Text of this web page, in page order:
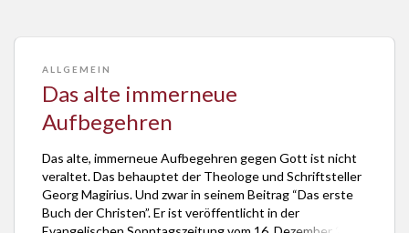
ALLGEMEIN
Das alte immerneue
Aufbegehren
Das alte, immerneue Aufbegehren gegen Gott ist nicht
veraltet. Das behauptet der Theologe und Schriftsteller
Georg Magirius. Und zwar in seinem Beitrag “Das erste
Buch der Christen”. Er ist veröffentlicht in der